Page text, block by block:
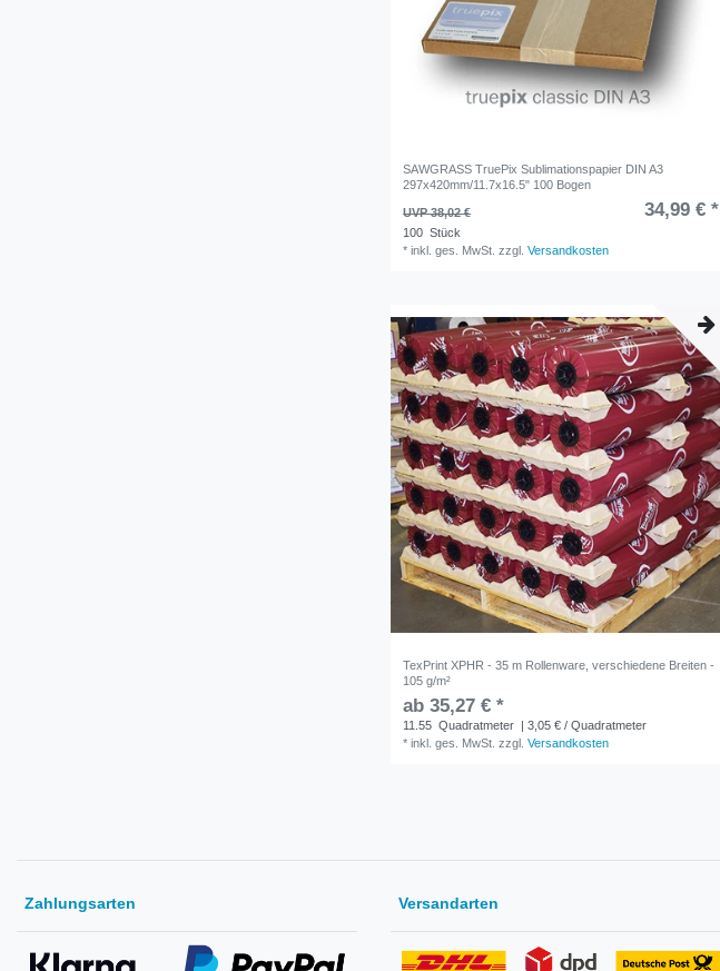
SAWGRASS TruePix Sublimationspapier DIN A3
297x420mm/11.7x16.5" 100 Bogen
UVP 38,02 € 34,99 € *
100 Stück
*inkl. ges. MwSt. zzgl.Versandkosten
TexPrint XPHR - 35 m Rollenware, verschiedene Breiten -
105 g/m²
ab 35,27 € *
11.55 Quadratmeter | 3,05 € / Quadratmeter
*inkl. ges. MwSt. zzgl.Versandkosten
Zahlungsarten Versandarten